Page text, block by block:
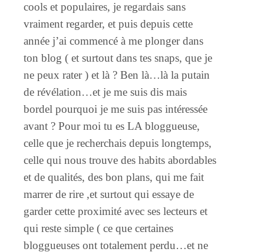
cools et populaires, je regardais sans
vraiment regarder, et puis depuis cette
année j’ai commencé à me plonger dans
ton blog ( et surtout dans tes snaps, que je
ne peux rater ) et là ? Ben là…là la putain
de révélation…et je me suis dis mais
bordel pourquoi je me suis pas intéressée
avant ? Pour moi tu es LA bloggueuse,
celle que je recherchais depuis longtemps,
celle qui nous trouve des habits abordables
et de qualités, des bon plans, qui me fait
marrer de rire ,et surtout qui essaye de
garder cette proximité avec ses lecteurs et
qui reste simple ( ce que certaines
bloggueuses ont totalement perdu…et ne